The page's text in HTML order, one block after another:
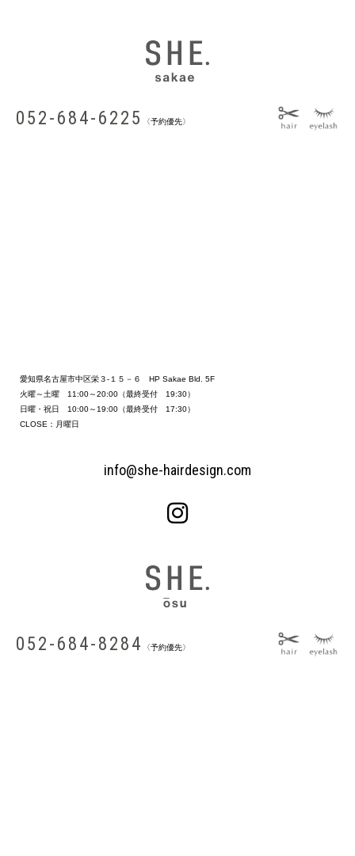
052-684-6225 〈予約優先〉
愛知県名古屋市中区栄３-１５－６ HP Sakae Bld. 5F
火曜～土曜 11:00～20:00（最終受付 19:30）
日曜・祝日 10:00～19:00（最終受付 17:30）
CLOSE：月曜日
info@she-hairdesign.com
052-684-8284 〈予約優先〉